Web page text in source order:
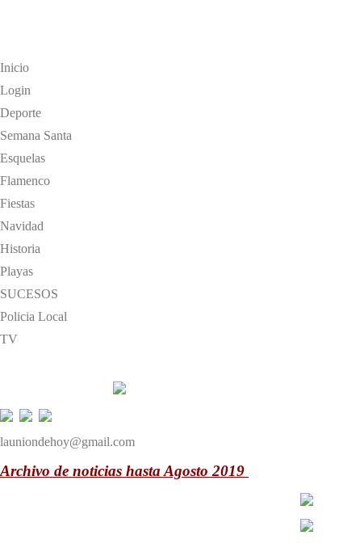
Inicio
Login
Deporte
Semana Santa
Esquelas
Flamenco
Fiestas
Navidad
Historia
Playas
SUCESOS
Policia Local
TV
launiondehoy@gmail.com
Archivo de noticias hasta Agosto 2019